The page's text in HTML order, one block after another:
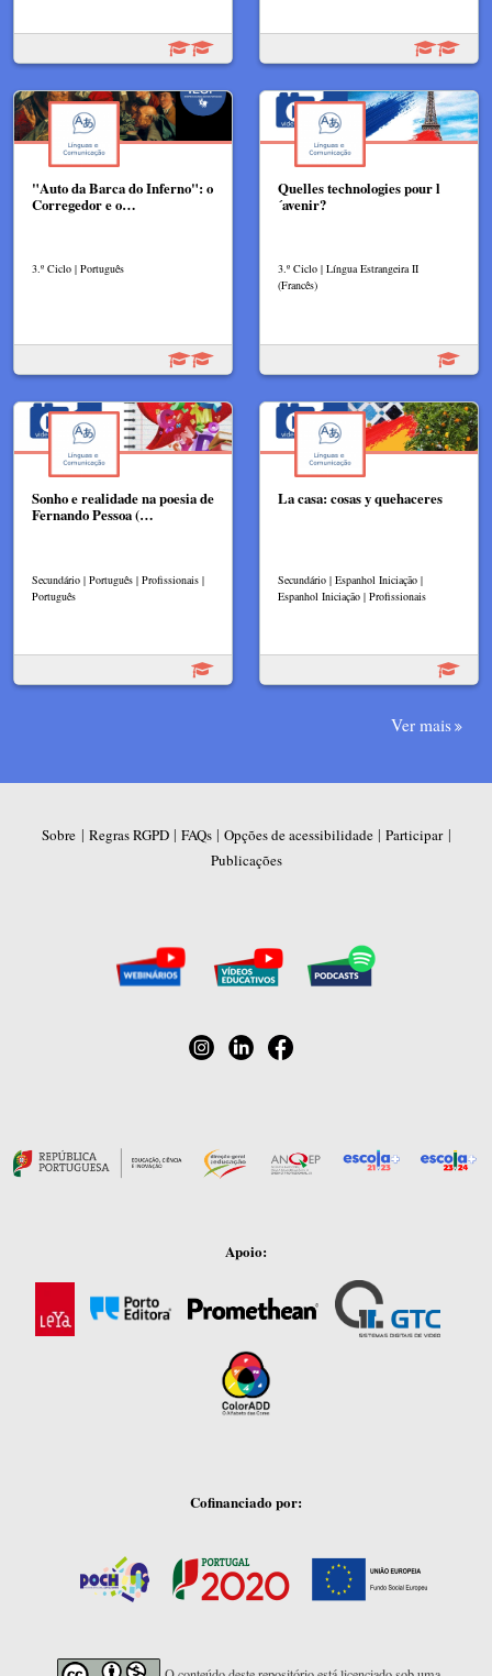
"Auto da Barca do Inferno": o
Corregedor e o…
3.º Ciclo | Português
Quelles technologies pour l
´avenir?
3.º Ciclo | Língua Estrangeira II
(Francês)
Sonho e realidade na poesia de
Fernando Pessoa (…
Secundário | Português | Profissionais |
Português
La casa: cosas y quehaceres
Secundário | Espanhol Iniciação |
Espanhol Iniciação | Profissionais
Ver mais
Sobre | Regras RGPD| FAQs| Opções de acessibilidade| Participar|
Publicações
Apoio:
Cofinanciado por: